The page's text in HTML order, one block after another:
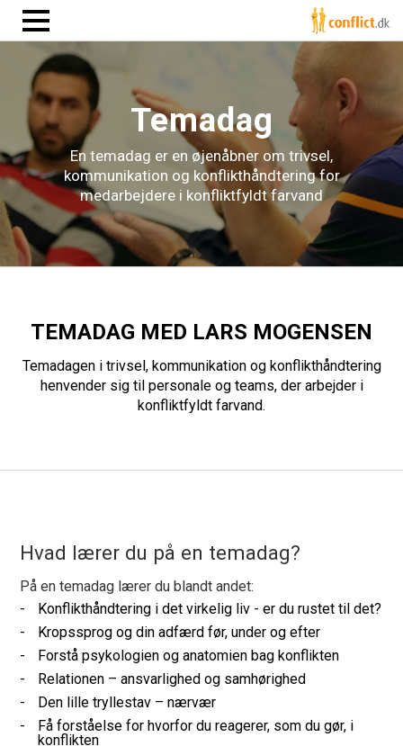
Temadag
En temadag er en øjenåbner om trivsel,
kommunikation og konflikthåndtering for
medarbejdere i konfliktfyldt farvand
TEMADAG MED LARS MOGENSEN
Temadagen i trivsel, kommunikation og konflikthåndtering
henvender sig til personale og teams, der arbejder i
konfliktfyldt farvand.
Hvad lærer du på en temadag?
På en temadag lærer du blandt andet:
Konflikthåndtering i det virkelig liv - er du rustet til det?
Kropssprog og din adfærd før, under og efter
Forstå psykologien og anatomien bag konflikten
Relationen – ansvarlighed og samhørighed
Den lille tryllestav – nærvær
Få forståelse for hvorfor du reagerer, som du gør, i
konflikten